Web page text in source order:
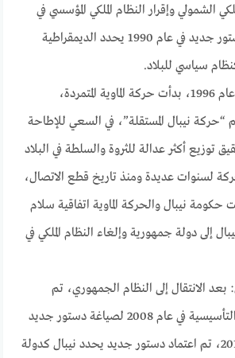
الشمولي وإقرار النظام الملكي المؤسسي في
نيبال، تم تبني دستور جديد في عام 1990 يحدد الديمقراطية
سياسي للبلاد.
: في عام 1996، بدأت حركة الماوية المتمردة،
“حركة نيبال المستقلة”، في السعي للإطاحة
توزيع أكثر عدالة للثروة والسلطة في البلاد
لسنوات عديدة ومنذ تاريخ قطع الاتصال،
2006 أبرمت حكومة نيبال والحركة الماوية اتفاقية سلام
إلى دولة جمهورية وإلغاء النظام الملكي في
: بعد الانتقال إلى النظام الجمهوري، تم
انتخاب الجمعية التأسيسية في عام 2008 لصياغة دستور جديد
للبلاد، وفي عام 2015، تم اعتماد دستور جديد يحدد نيبال كدولة